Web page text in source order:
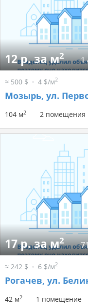
12 р. за м2 1
≈ 500 $ 4 $/м2
Мозырь, ул.
104 м2 2 помещения
17 р. за м2
≈ 242 $ 6 $/м2
Рогачев, ул.
42 м2 1 помещение